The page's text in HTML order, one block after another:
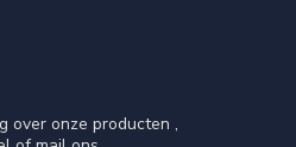
over onze producten ,